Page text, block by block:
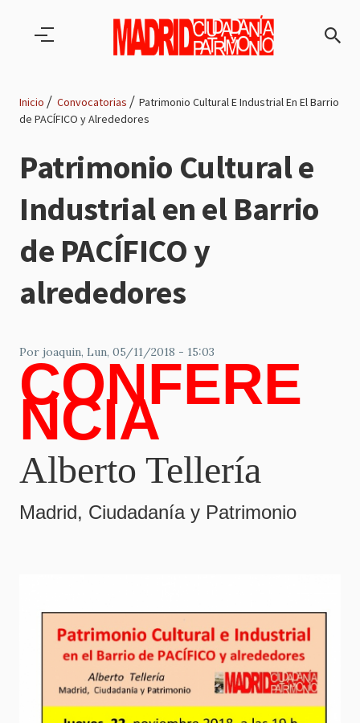
de
navegación
Inicio Convocatorias
Patrimonio Cultural E Industrial En El Barrio
de PACÍFICO y Alrededores
Patrimonio Cultural e
Industrial en el Barrio
de PACÍFICO y
alrededores
Por joaquin, Lun, 05/11/2018 - 15:03
CONFERE
NCIA
Alberto Tellería
Madrid, Ciudadanía y Patrimonio